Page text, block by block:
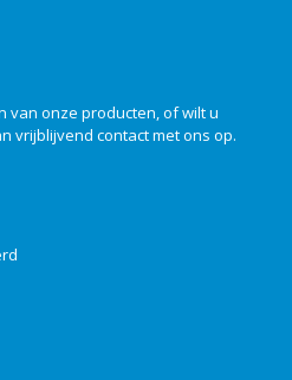
van onze producten, of wilt u
vrijblijvend contactmet ons op.